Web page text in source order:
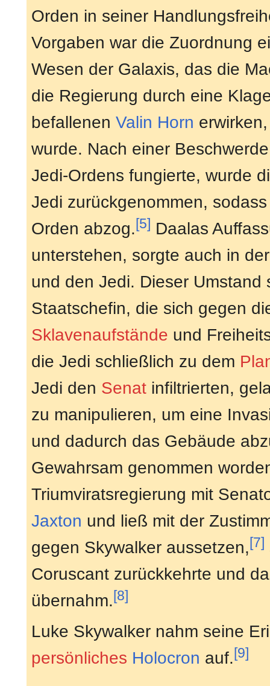
Orden in seiner
Vorgaben war die Zuordnung
Wesen der Galaxis, das die
die Regierung durch eine
befallenen Valin Horn
wurde. Nach einer
Jedi-Ordens fungierte, wurde
Jedi zurückgenommen,
Orden abzog.[5] Daalas
unterstehen, sorgte auch in
und den Jedi. Dieser
Staatschefin, die sich gegen
Sklavenaufstände und
die Jedi schließlich zu dem
Jedi den Senat infiltrierten,
zu manipulieren, um eine
und dadurch das Gebäude
Gewahrsam genommen
Triumviratsregierung mit
Jaxton und ließ mit der
gegen Skywalker aussetzen,[7]
Coruscant zurückkehrte und
übernahm.[8]
Luke Skywalker nahm seine
persönliches Holocron auf.[9]